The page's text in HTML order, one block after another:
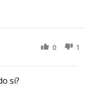
0 1
si?